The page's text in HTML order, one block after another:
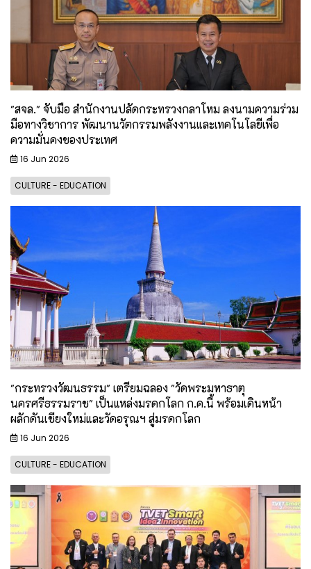
"สจล." จับมือ สำนักงานปลัดกระทรวงกลาโหม ลงนามความร่วม
มือทางวิชาการ พัฒนานวัตกรรมพลังงานและเทคโนโลยีเพื่อ
ความมั่นคงของประเทศ
16 Jun 2026
CULTURE - EDUCATION
"กระทรวงวัฒนธรรม" เตรียมฉลอง "วัดพระมหาธาตุ
นครศรีธรรมราช" เป็นแหล่งมรดกโลก ก.ค.นี้ พร้อมเดินหน้า
ผลักดันเชียงใหม่และวัดอรุณฯ สู่มรดกโลก
16 Jun 2026
CULTURE - EDUCATION